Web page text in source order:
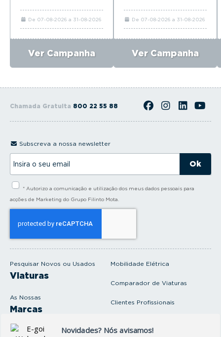
De 07-08-2026 a 31-08-2026
Ver Campanha
De 07-08-2026 a 31-08-2026
Ver Campanha
Chamada Gratuita 800 22 55 88
Pesquisar Novos ou Usados
Viaturas
As Nossas
Marcas
Produtos e serviços
Mobilidade Elétrica
Comparador de Viaturas
Clientes Profissionais
Subscreva a nossa newsletter
s
* Autorizo a comunicação e utilização dos meus dados pessoais para
acções de Marketing do Grupo Filinto Mota.